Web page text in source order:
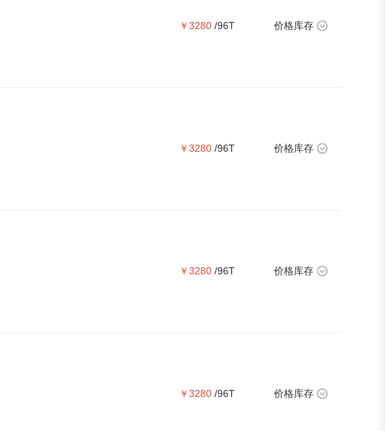
￥3280 /96T 价格库存
￥3280 /96T 价格库存
￥3280 /96T 价格库存
￥3280 /96T 价格库存